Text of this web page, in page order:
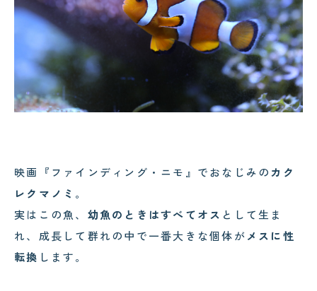
映画『ファインディング・ニモ』でおなじみのカク
レクマノミ 。
実はこの魚、 幼魚のときはすべてオス として生ま
れ、成長して群れの中で一番大きな個体がメスに性
転換 します。